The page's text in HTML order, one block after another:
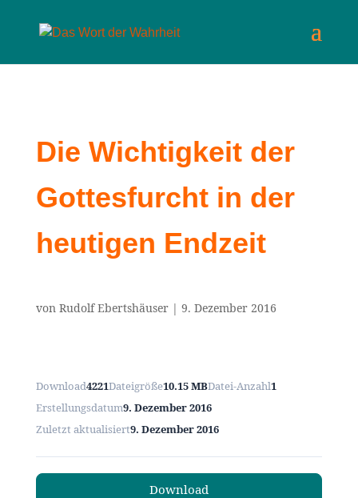
Die Wichtigkeit der
Gottesfurcht in der
heutigen Endzeit
von Rudolf Ebertshäuser| 9. Dezember 2016
Download4221Dateigröße10.15 MBDatei-Anzahl1
Erstellungsdatum9. Dezember 2016
Zuletzt aktualisiert9. Dezember 2016
Download